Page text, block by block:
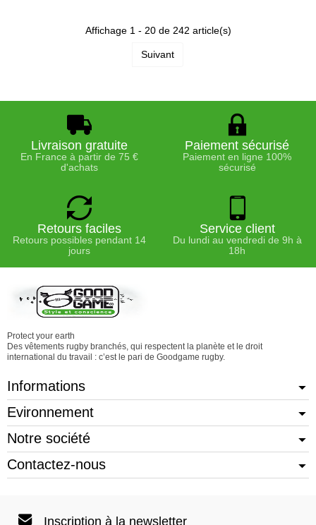
Affichage 1 - 20 de 242 article(s)
Suivant
Livraison gratuite
En France à partir de 75 €
d'achats
Paiement sécurisé
Paiement en ligne 100%
sécurisé
Retours faciles
Retours possibles pendant 14
jours
Service client
Du lundi au vendredi de 9h à
18h
Protect your earth
Des vêtements rugby branchés, qui respectent la planète et le droit
international du travail : c’est le pari de Goodgame rugby.
Informations
Evironnement
Notre société
Contactez-nous
Inscription à la newsletter